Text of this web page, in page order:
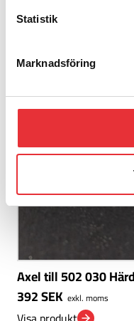
Statistik
Marknadsföring
Axel till 502 030
392SEK exkl. moms